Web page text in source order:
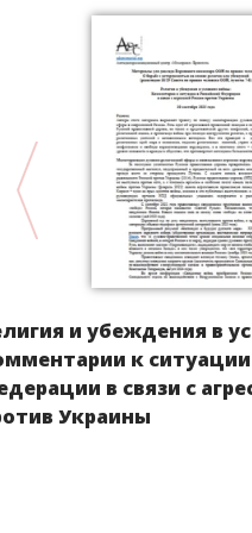
и убеждения в
к ситуации
в связи с
Украины